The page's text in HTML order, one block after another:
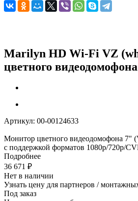
Marilyn HD Wi-Fi VZ
цветного
Артикул: 00-00124633
Монитор цветного видеодомофона 7"
с поддержкой форматов 1080р/720p/
Подробнее
36 671 ₽
Нет в наличии
Узнать цену для партнеров /
Под заказ